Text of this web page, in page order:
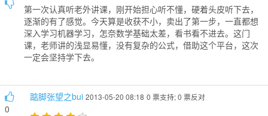
第一次认真听老外讲课，刚开始担心听不懂，硬着头皮听下去，
逐渐的有了感觉。今天算是收获不小，卖出了第一步，一直都想
深入学习机器学习，怎奈数学基础太差，看书看不进去。这门
课，老师讲的浅显易懂，没有复杂的公式，借助这个平台，这次
一定会坚持学下去。
0
踮脚张望之bui 2013-05-20 08:18 0 票支持; 0 票反对